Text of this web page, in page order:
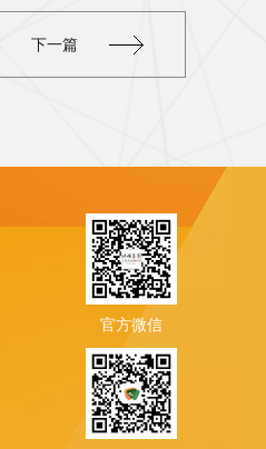
下一篇
官方微信